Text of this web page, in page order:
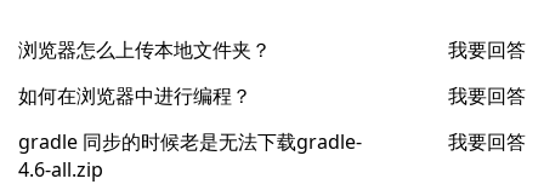
浏览器怎么上传本地文件夹？
我要回答
如何在浏览器中进行编程？
我要回答
gradle 同步的时候老是无法下载gradle-
4.6-all.zip
我要回答